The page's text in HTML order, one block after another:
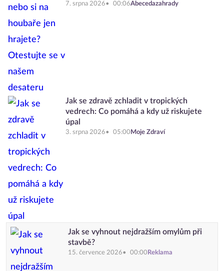
7. srpna 2026 00:06Abecedazahrady
Jak se zdravě zchladit v tropických
vedrech: Co pomáhá a kdy už riskujete
úpal
3. srpna 2026 05:00 Moje Zdraví
Jak se vyhnout nejdražším omylům při
stavbě?
15. července 2026 00:00 Reklama